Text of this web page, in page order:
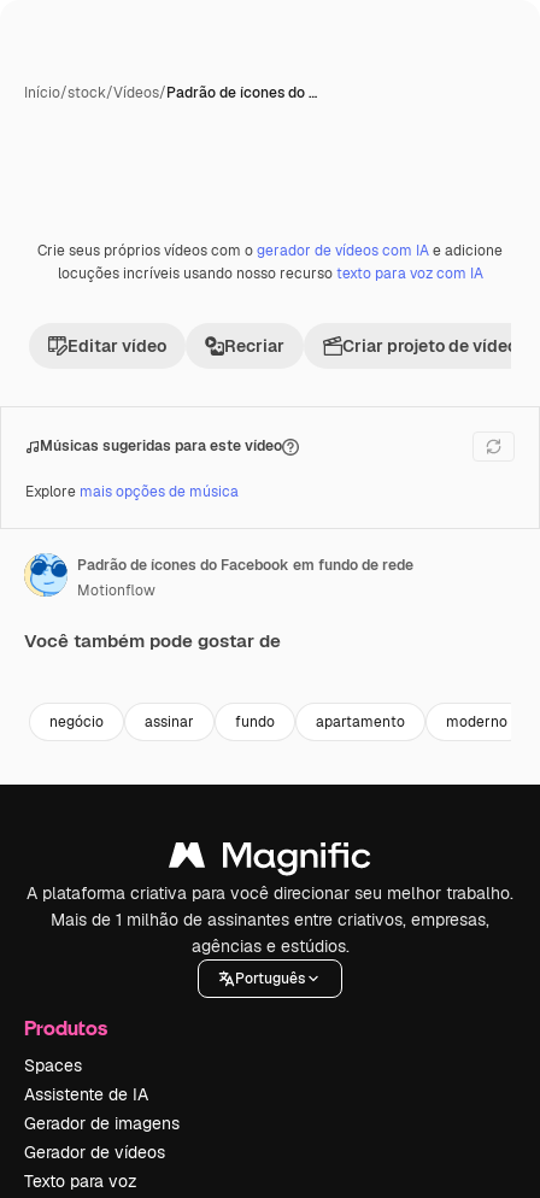
Início/stock/Vídeos/Padrão de ícones do …
Premium
Crie seus próprios vídeos com ogerador de vídeos com IAe adicione
locuções incríveis usando nosso recursotexto para voz com IA
Editar vídeo Recriar Criar projeto de vídeo
Músicas sugeridas para este vídeo
Explore mais opções de música
Padrão de ícones do Facebook em fundo de rede
Motionflow
Você também pode gostar de
negócio assinar fundo apartamento moderno
A plataforma criativa para você direcionar seu melhor trabalho.
Mais de 1 milhão de assinantes entre criativos, empresas,
agências e estúdios.
Português
Produtos
Spaces
Assistente de IA
Gerador de imagens
Gerador de vídeos
Texto para voz